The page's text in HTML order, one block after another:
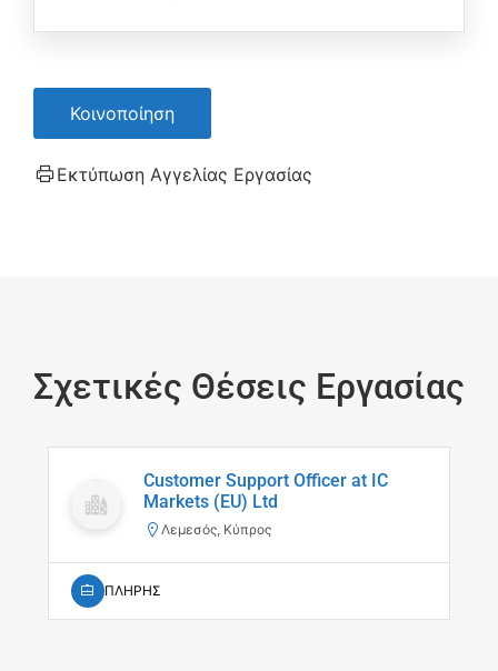
Κοινοποίηση
Εκτύπωση Αγγελίας Εργασίας
Σχετικές Θέσεις Εργασίας
Customer Support Officer at IC
Markets (EU) Ltd
Λεμεσός, Κύπρος
ΠΛΗΡΗΣ